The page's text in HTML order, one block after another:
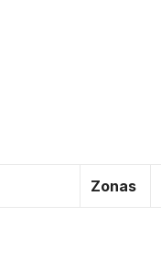
Zonas